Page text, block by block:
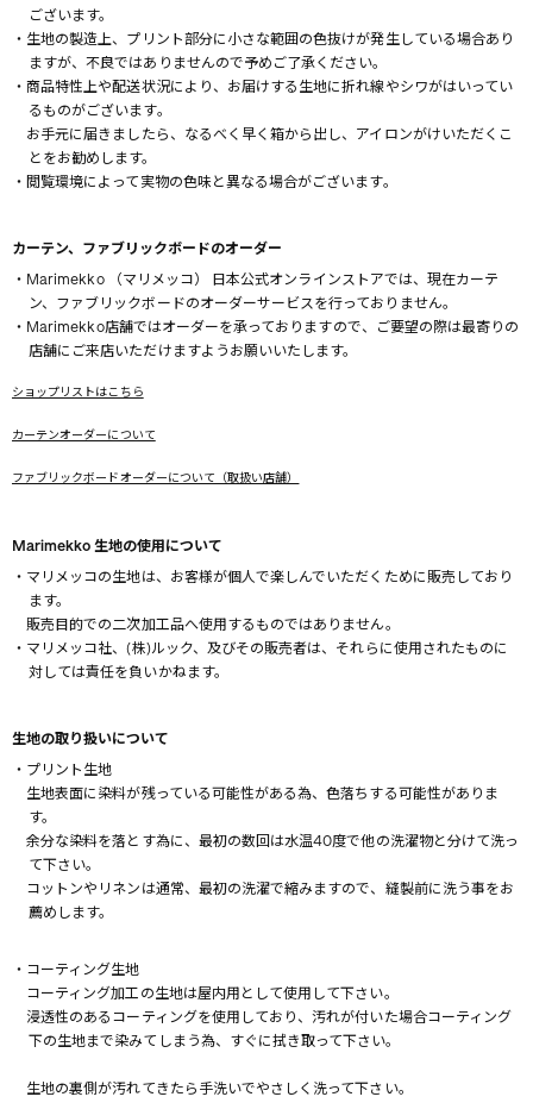
ございます。
・生地の製造上、プリント部分に小さな範囲の色抜けが発生している場合あり
ますが、不良ではありませんので予めご了承ください。
・商品特性上や配送状況により、お届けする生地に折れ線やシワがはいってい
るものがございます。
お手元に届きましたら、なるべく早く箱から出し、アイロンがけいただくこ
とをお勧めします。
・閲覧環境によって実物の色味と異なる場合がございます。
カーテン、ファブリックボードのオーダー
・Marimekko （マリメッコ） 日本公式オンラインストアでは、現在カーテ
ン、ファブリックボードのオーダーサービスを行っておりません。
・Marimekko店舗ではオーダーを承っておりますので、ご要望の際は最寄りの
店舗にご来店いただけますようお願いいたします。
ショップリストはこちら
カーテンオーダーについて
ファブリックボードオーダーについて（取扱い店舗）
Marimekko 生地の使用について
・マリメッコの生地は、お客様が個人で楽しんでいただくために販売しており
ます。
販売目的での二次加工品へ使用するものではありません。
・マリメッコ社、(株)ルック、及びその販売者は、それらに使用されたものに
対しては責任を負いかねます。
生地の取り扱いについて
・プリント生地
生地表面に染料が残っている可能性がある為、色落ちする可能性がありま
す。
余分な染料を落とす為に、最初の数回は水温40度で他の洗濯物と分けて洗っ
て下さい。
コットンやリネンは通常、最初の洗濯で縮みますので、縫製前に洗う事をお
薦めします。
・コーティング生地
コーティング加工の生地は屋内用として使用して下さい。
浸透性のあるコーティングを使用しており、汚れが付いた場合コーティング
下の生地まで染みてしまう為、すぐに拭き取って下さい。
生地の裏側が汚れてきたら手洗いでやさしく洗って下さい。